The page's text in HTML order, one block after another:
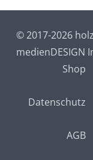
© 2017-2026
medienDESIGN
Shop
Datenschutz
AGB